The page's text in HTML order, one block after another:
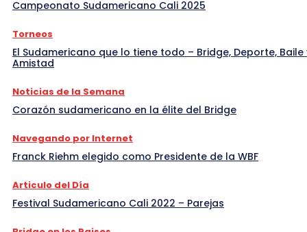
Campeonato Sudamericano Cali 2025
Torneos
El Sudamericano que lo tiene todo – Bridge, Deporte, Baile
Amistad
Noticias de la Semana
Corazón sudamericano en la élite del Bridge
Navegando por Internet
Franck Riehm elegido como Presidente de la WBF
Articulo del Día
Festival Sudamericano Cali 2022 – Parejas